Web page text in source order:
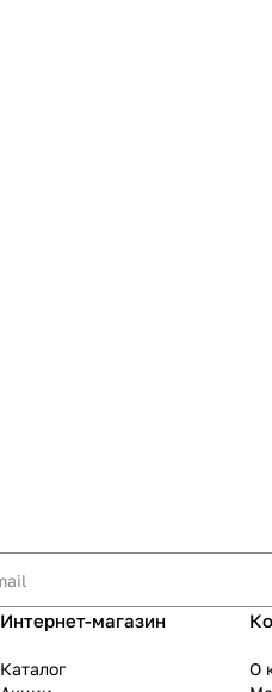
Интернет-магазин
Каталог
О